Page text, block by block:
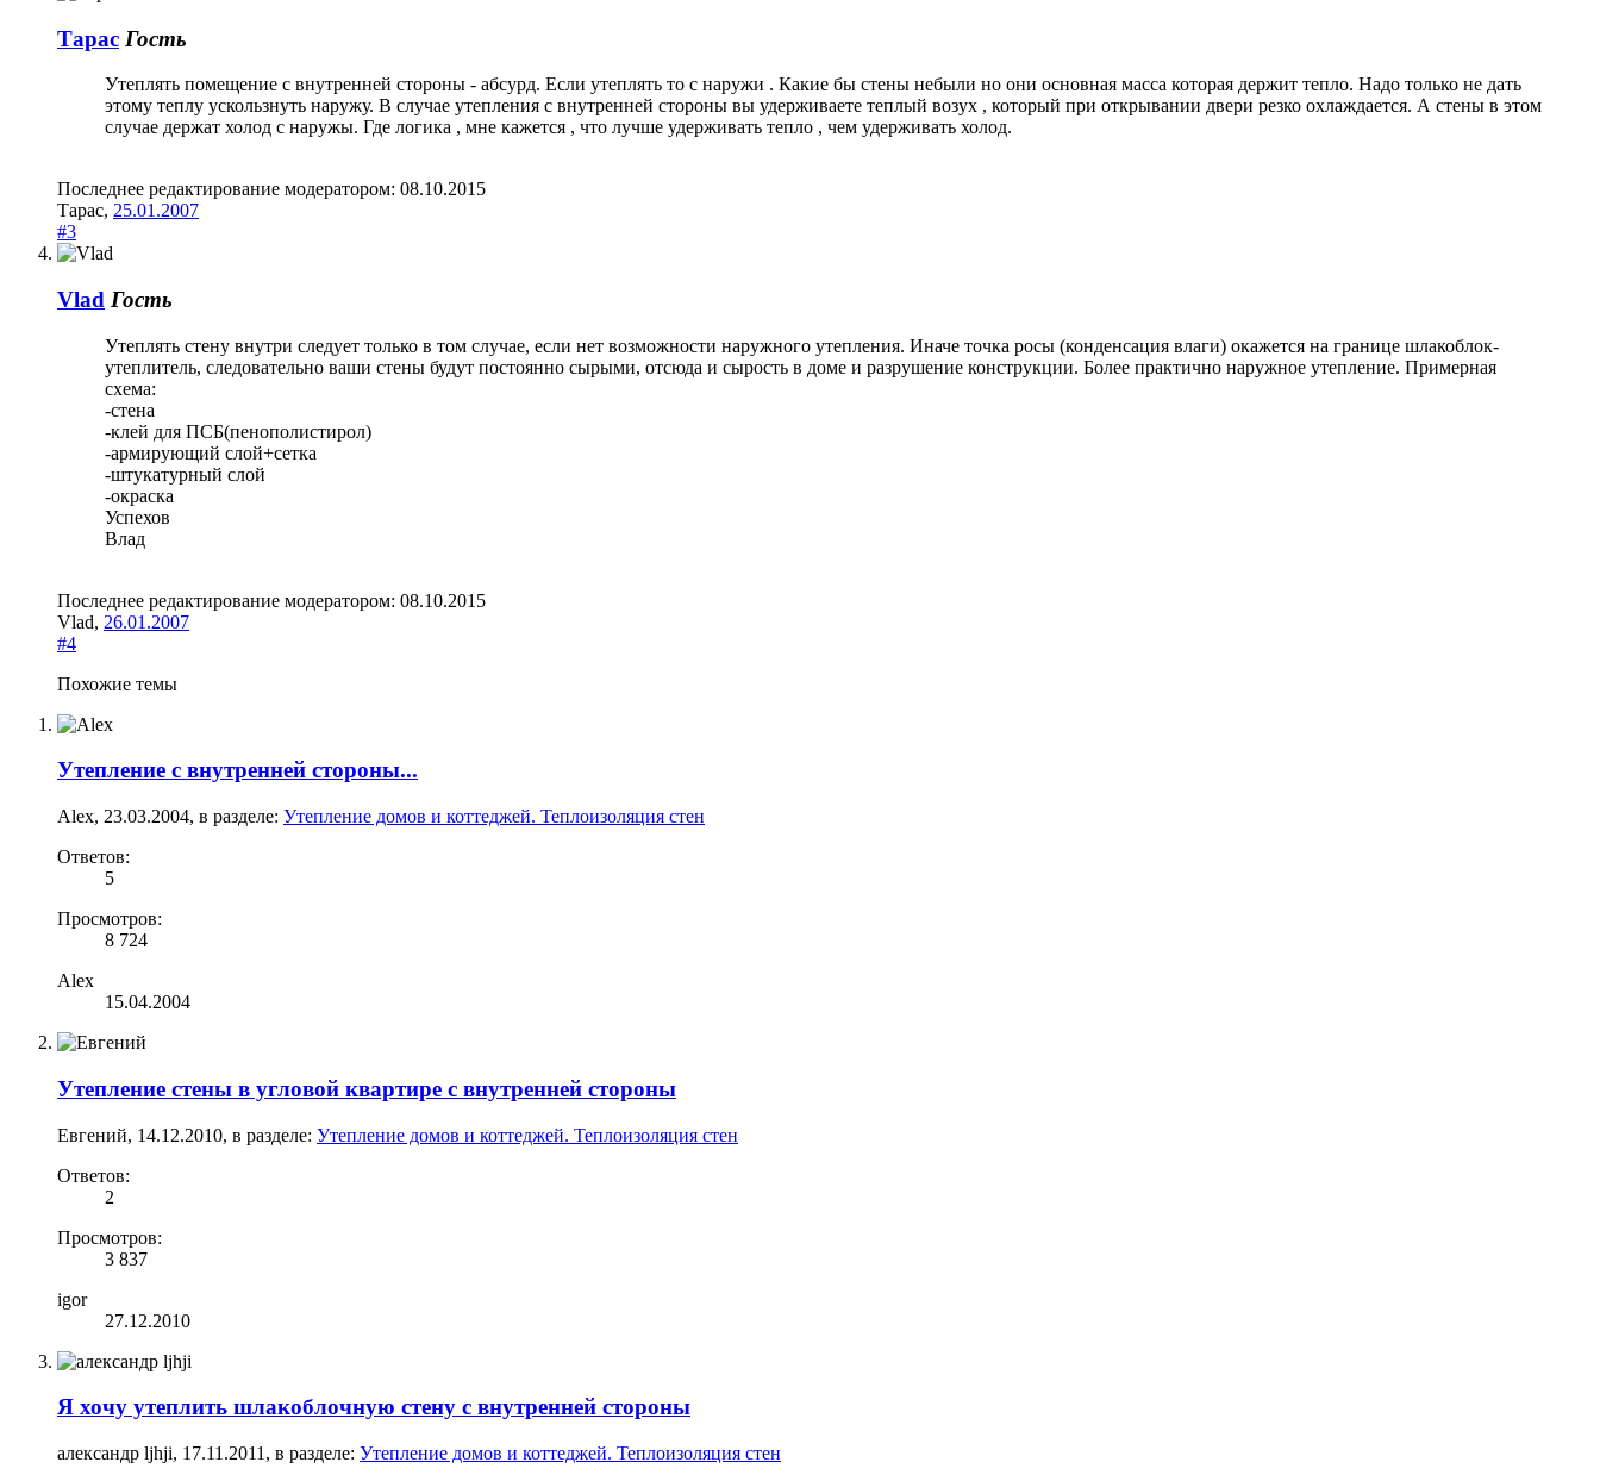
Тарас Гость
Утеплять помещение с внутренней стороны - абсурд. Если утеплять то с наружи . Какие бы стены небыли но они основная масса которая держит тепло. Надо только не дать
этому теплу ускользнуть наружу. В случае утепления с внутренней стороны вы удерживаете теплый возух , который при открывании двери резко охлаждается. А стены в этом
случае держат холод с наружы. Где логика , мне кажется , что лучше удерживать тепло , чем удерживать холод.
Последнее редактирование модератором: 08.10.2015
Тарас, 25.01.2007
#3
Vlad Гость
Утеплять стену внутри следует только в том случае, если нет возможности наружного утепления. Иначе точка росы (конденсация влаги) окажется на границе шлакоблок-
утеплитель, следовательно ваши стены будут постоянно сырыми, отсюда и сырость в доме и разрушение конструкции. Более практично наружное утепление. Примерная
схема:
-стена
-клей для ПСБ(пенополистирол)
-армирующий слой+сетка
-штукатурный слой
-окраска
Успехов
Влад
Последнее редактирование модератором: 08.10.2015
Vlad, 26.01.2007
#4
Похожие темы
Утепление с внутренней стороны...
Alex, 23.03.2004, в разделе: Утепление домов и коттеджей. Теплоизоляция стен
Ответов:
5
Просмотров:
8 724
Alex
15.04.2004
Утепление стены в угловой квартире с внутренней стороны
Евгений, 14.12.2010, в разделе: Утепление домов и коттеджей. Теплоизоляция стен
Ответов:
2
Просмотров:
3 837
igor
27.12.2010
Я хочу утеплить шлакоблочную стену с внутренней стороны
александр ljhji, 17.11.2011 , в разделе: Утепление домов и коттеджей. Теплоизоляция стен